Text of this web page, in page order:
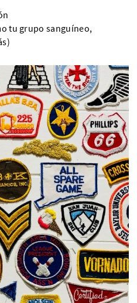
tu grupo sanguíneo,